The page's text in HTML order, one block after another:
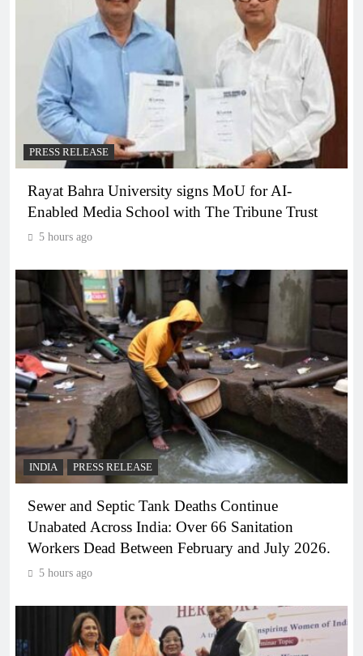
PRESS RELEASE
Rayat Bahra University signs MoU for AI-
Enabled Media School with The Tribune Trust
5 hours ago
INDIA PRESS RELEASE
Sewer and Septic Tank Deaths Continue
Unabated Across India: Over 66 Sanitation
Workers Dead Between February and July 2026.
5 hours ago